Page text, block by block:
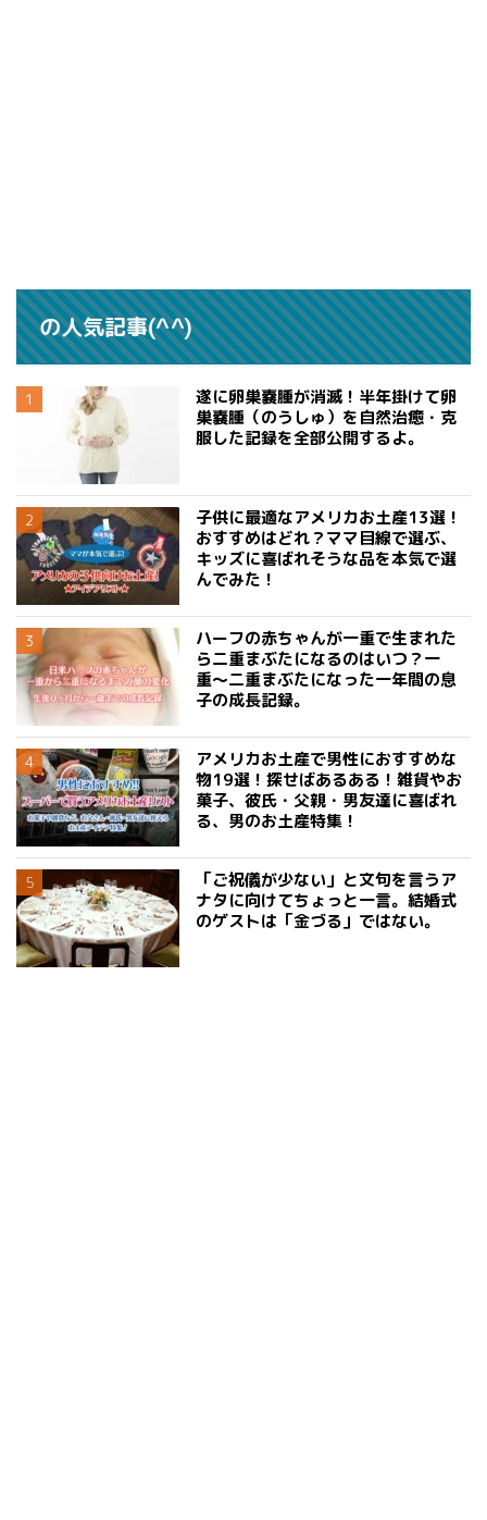
の人気記事(^^)
遂に卵巣嚢腫が消滅！半年掛けて卵
巣嚢腫（のうしゅ）を自然治癒・克
服した記録を全部公開するよ。
子供に最適なアメリカお土産13選！
おすすめはどれ？ママ目線で選ぶ、
キッズに喜ばれそうな品を本気で選
んでみた！
ハーフの赤ちゃんが一重で生まれた
ら二重まぶたになるのはいつ？一
重〜二重まぶたになった一年間の息
子の成長記録。
アメリカお土産で男性におすすめな
物19選！探せばあるある！雑貨やお
菓子、彼氏・父親・男友達に喜ばれ
る、男のお土産特集！
「ご祝儀が少ない」と文句を言うア
ナタに向けてちょっと一言。結婚式
のゲストは「金づる」ではない。